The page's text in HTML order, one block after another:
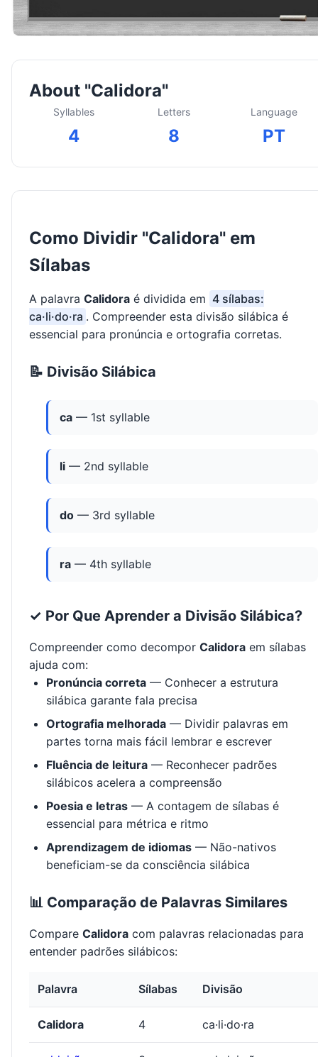
About "Calidora"
Syllables
4
Letters
8
Language
PT
Como Dividir "Calidora" em
Sílabas
A palavra Calidora é dividida em 4 sílabas:
ca·li·do·ra . Compreender esta divisão silábica é
essencial para pronúncia e ortografia corretas.
📝 Divisão Silábica
ca — 1st syllable
li — 2nd syllable
do — 3rd syllable
ra — 4th syllable
✓ Por Que Aprender a Divisão Silábica?
Compreender como decompor Calidora em sílabas
ajuda com:
Pronúncia correta — Conhecer a estrutura
silábica garante fala precisa
Ortografia melhorada — Dividir palavras em
partes torna mais fácil lembrar e escrever
Fluência de leitura — Reconhecer padrões
silábicos acelera a compreensão
Poesia e letras — A contagem de sílabas é
essencial para métrica e ritmo
Aprendizagem de idiomas — Não-nativos
beneficiam-se da consciência silábica
📊 Comparação de Palavras Similares
Compare Calidora com palavras relacionadas para
entender padrões silábicos:
Palavra Sílabas Divisão
Calidora 4 ca·li·do·ra